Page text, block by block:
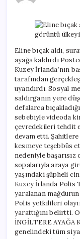
Eline bıçak aldı,
ayağa kaldırdı
Kuzey İrlanda’nın
tarafından
uyandırdı. Sosyal
saldırganın yere
defalarca
sebebiyle videoda
çevredekileri tehdit
devam etti. Şahitlere
kesmeye teşebbüs
nedeniyle
sopalarıyla araya
yaşındaki şüpheli
Kuzey İrlanda Polis
yaralanan
Polis yetkilileri
yarattığını belirtti.
İNGİLTERE AYAĞA
genelindeki tüm